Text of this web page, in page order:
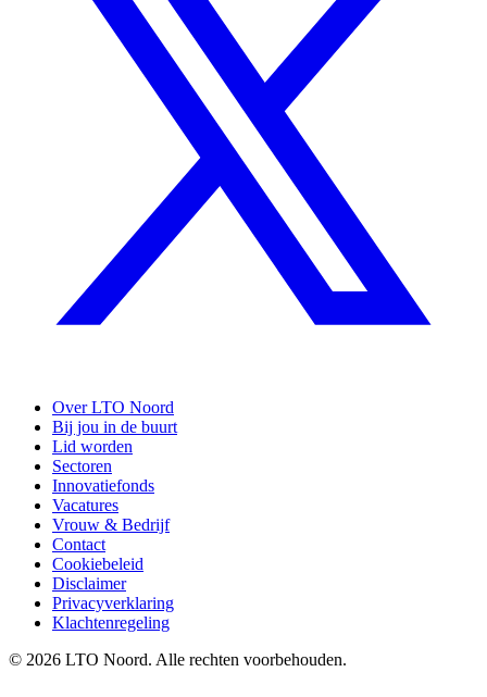
Over LTO Noord
Bij jou in de buurt
Lid worden
Sectoren
Innovatiefonds
Vacatures
Vrouw & Bedrijf
Contact
Cookiebeleid
Disclaimer
Privacyverklaring
Klachtenregeling
© 2026 LTO Noord. Alle rechten voorbehouden.